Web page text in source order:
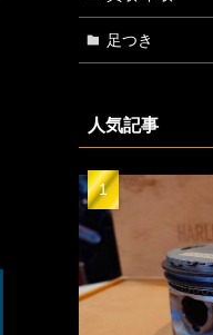
足つき
人気記事